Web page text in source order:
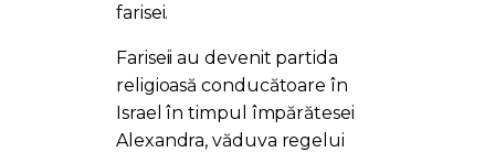
farisei.
Fariseii au devenit partida
religioasă conducătoare în
Israel în timpul împărătesei
Alexandra, văduva regelui